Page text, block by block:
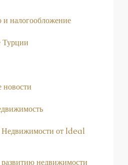
и налогообложение
от Ideal
недвижимости